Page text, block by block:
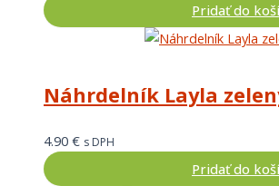
Pridať do
Náhrdelník Layla
4.90 € s DPH
Pridať do